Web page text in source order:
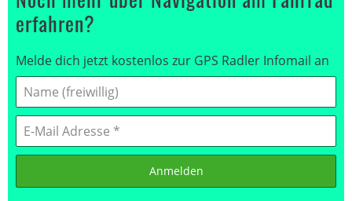
erfahren?
Melde dich jetzt kostenlos zur GPS Radler Infomail an
Anmelden